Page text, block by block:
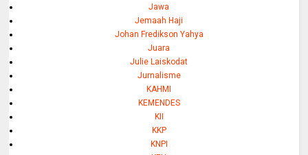
Jawa
Jemaah Haji
Johan Fredikson Yahya
Juara
Julie Laiskodat
Jurnalisme
KAHMI
KEMENDES
KII
KKP
KNPI